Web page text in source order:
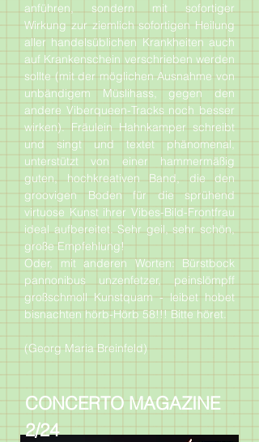
anführen, sondern mit sofortiger
Wirkung zur ziemlich sofortigen Heilung
aller handelsüblichen Krankheiten auch
auf Krankenschein verschrieben werden
sollte (mit der möglichen Ausnahme von
unbändigem Müslihass, gegen den
andere Viberqueen-Tracks noch besser
wirken). Fräulein Hahnkamper schreibt
und singt und textet phänomenal,
unterstützt von einer hammermäßig
guten, hochkreativen Band, die den
groovigen Boden für die sprühend
virtuose Kunst ihrer Vibes-Bild-Frontfrau
ideal aufbereitet. Sehr geil, sehr schön,
große Empfehlung!
Oder, mit anderen Worten: Bürstbock
pannonibus unzenfetzer, peinslömpff
großschmoll Kunstquam - leibet hobet
bisnachten hörb-Hörb 58!!! Bitte höret.
(Georg Maria Breinfeld)
CONCERTO MAGAZINE
2/24